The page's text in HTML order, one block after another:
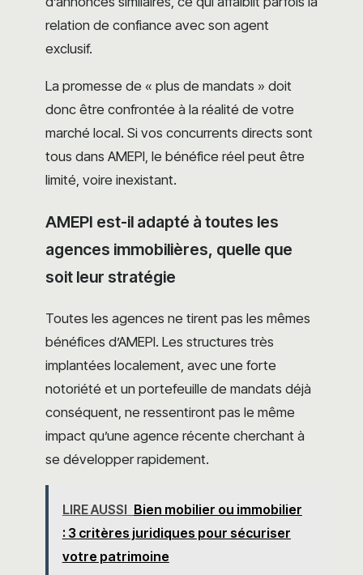
relation de confiance avec son agent
exclusif.
La promesse de « plus de mandats » doit
donc être confrontée à la réalité de votre
marché local. Si vos concurrents directs sont
tous dans AMEPI, le bénéfice réel peut être
limité, voire inexistant.
AMEPI est-il adapté à toutes les
agences immobilières, quelle que
soit leur stratégie
Toutes les agences ne tirent pas les mêmes
bénéfices d’AMEPI. Les structures très
implantées localement, avec une forte
notoriété et un portefeuille de mandats déjà
conséquent, ne ressentiront pas le même
impact qu’une agence récente cherchant à
se développer rapidement.
LIRE AUSSI Bien mobilier ou immobilier
: 3 critères juridiques pour sécuriser
votre patrimoine